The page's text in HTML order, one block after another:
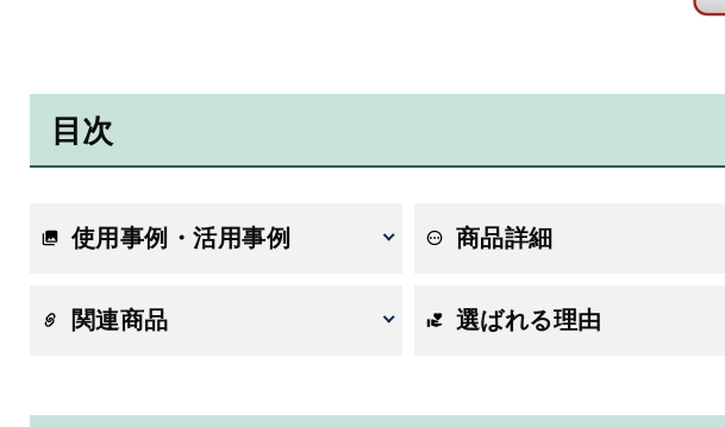
目次
使用事例・活用事例 商品詳細
関連商品 選ばれる理由